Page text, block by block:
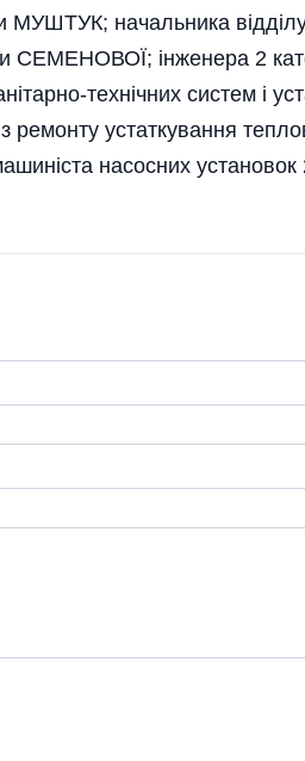
МУШТУК; начальника
СЕМЕНОВОЇ; інженера 2
технічних систем і
ремонту устаткування
насосних установок